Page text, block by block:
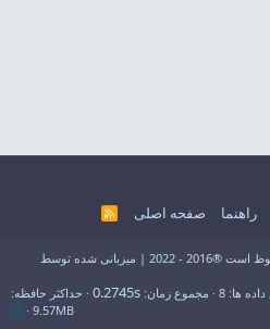
راهنما صفحه اصلی
R
©تمامی حقوق برای ایران وب ادمین محفوظ است ®2016 - 2022 | میزبانی شده توسط
ها 8 مجموع زمان 0.2745s
حداکثر حافظه
9.57MB